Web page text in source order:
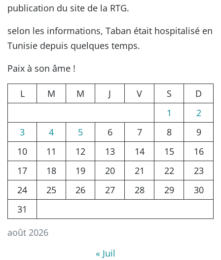
publication du site de la RTG.
selon les informations, Taban était hospitalisé en
Tunisie depuis quelques temps.
Paix à son âme !
août 2026
L M M J V S
D
1
2
3
4 5 6 7 8
9
10
11 12 13 14 15
16
17
18 19 20 21 22
23
24
25 26 27 28 29
30
31
« Juil